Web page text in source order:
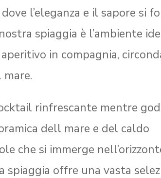
l’eleganza e il sapore si
spiaggia è l’ambiente
in compagnia,
rinfrescante mentre
dell mare e del caldo
che si immerge
spiaggia offre una vasta